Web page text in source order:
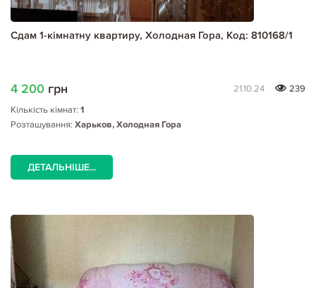
Сдам 1-кімнатну квартиру, Холодная Гора, Код: 810168/1
4 200 грн 21.10.24
239
Кількість кімнат: 1
Розташування: Харьков, Холодная Гора
ДЕТАЛЬНІШЕ...